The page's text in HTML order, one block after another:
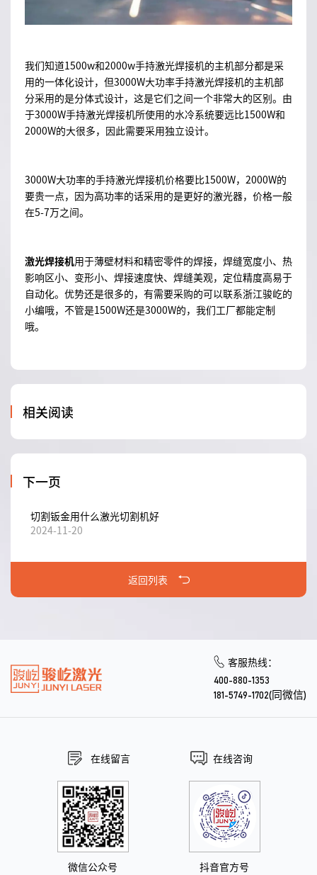
我们知道1500w和2000w手持激光焊接机的主机部分都是采
用的一体化设计，但3000W大功率手持激光焊接机的主机部
分采用的是分体式设计，这是它们之间一个非常大的区别。由
于3000W手持激光焊接机所使用的水冷系统要远比1500W和
2000W的大很多，因此需要采用独立设计。
3000W大功率的手持激光焊接机价格要比1500W，2000W的
要贵一点，因为高功率的话采用的是更好的激光器，价格一般
在5-7万之间。
激光焊接机用于薄壁材料和精密零件的焊接，焊缝宽度小、热
影响区小、变形小、焊接速度快、焊缝美观，定位精度高易于
自动化。优势还是很多的，有需要采购的可以联系浙江骏屹的
小编哦，不管是1500W还是3000W的，我们工厂都能定制
哦。
相关阅读
下一页
切割钣金用什么激光切割机好
2024-11-20
返回列表
客服热线：
400-880-1353
181-5749-1702(同微信)
在线留言 在线咨询
微信公众号 抖音官方号